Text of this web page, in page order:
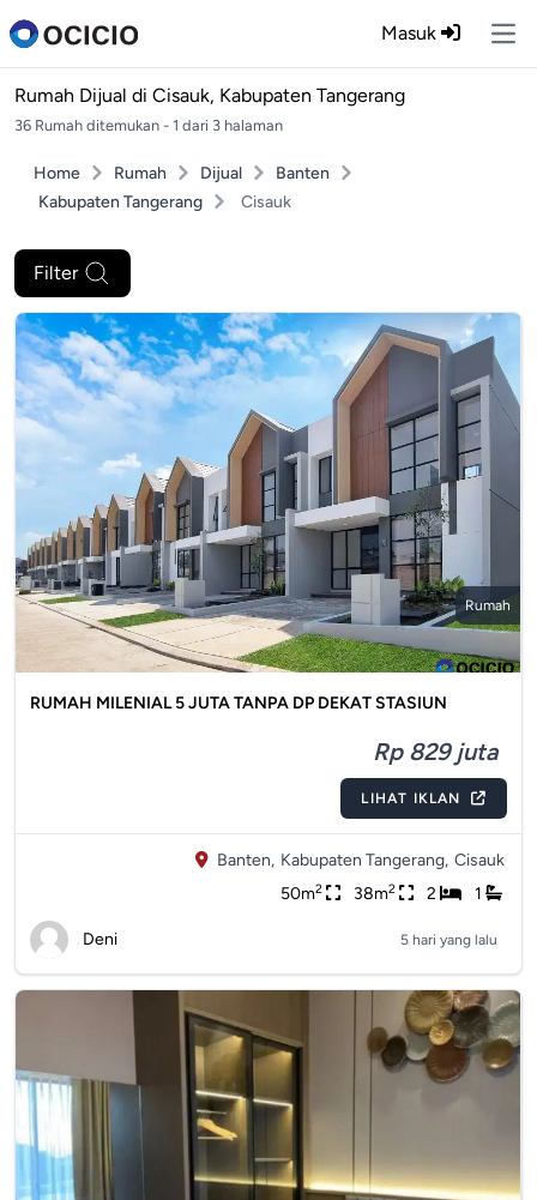
Masuk
Rumah Dijual di Cisauk, Kabupaten Tangerang
36 Rumah ditemukan - 1 dari 3 halaman
Home Rumah Dijual
Banten
Kabupaten Tangerang
Cisauk
Filter
Rumah
RUMAH MILENIAL 5 JUTA TANPA DP DEKAT STASIUN
Rp 829 juta
LIHAT IKLAN
Banten, Kabupaten Tangerang, Cisauk
50m2 38m2 2 1
Deni 5 hari yang lalu